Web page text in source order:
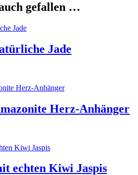
gefallen …
Jade
Herz-Anhänger
echten Kiwi Jaspis